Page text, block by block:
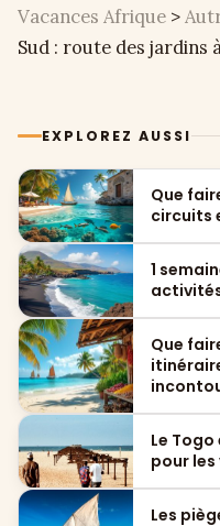
Vacances Afrique >
Sud : route des jardins
EXPLOREZ AUSSI
Que
circuits
1
Que
Le
pour les
Les